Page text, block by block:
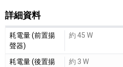
詳細資料
詳細資料細節敘述
耗電量 (前置揚
聲器)
約 45 W
耗電量 (後置揚
約 3 W